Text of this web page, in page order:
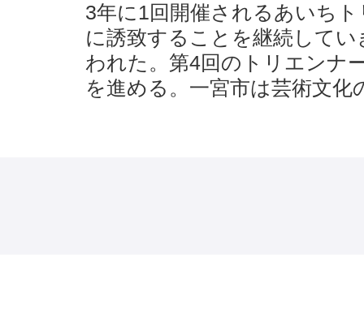
3年に1回開催されるあいち
に誘致することを継続して
われた。第4回のトリエンナ
を進める。一宮市は芸術文